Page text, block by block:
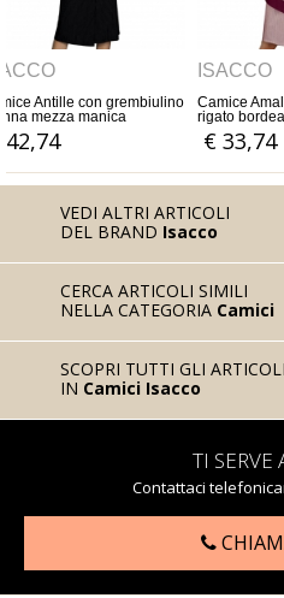
Amalfi con grembiulino
bordeaux 65%
35% cotone
€ 33,74
ISACCO
Camice
rigato
€ 35,98
VEDI ALTRI ARTICOLI
DEL BRAND Isacco
CERCA ARTICOLI SIMILI
NELLA CATEGORIA Camici
SCOPRI TUTTI GLI ARTICOLI
IN Camici Isacco
TI SERVE
Contattaci